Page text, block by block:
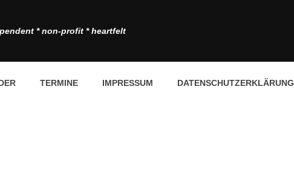
* non-profit * heartfelt
TERMINE IMPRESSUM DATENSCHUTZERKLÄRUNG